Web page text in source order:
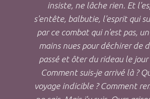
insiste, ne lâche rien. Et
s'entête, balbutie, l'esprit qui
par ce combat qui n'est pas,
mains nues pour déchirer de
passé et ôter du rideau le jour
Comment suis-je arrivé là ?
voyage indicible ? Comment